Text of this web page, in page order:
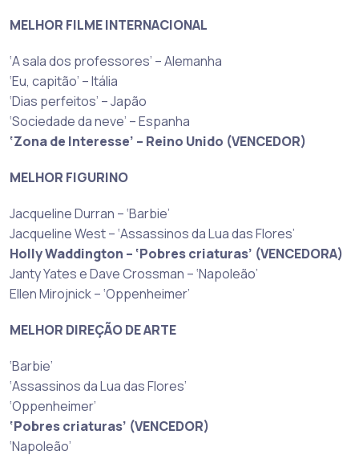
MELHOR FILME INTERNACIONAL
‘A sala dos professores’ – Alemanha
‘Eu, capitão’ – Itália
‘Dias perfeitos’ – Japão
‘Sociedade da neve’ – Espanha
‘Zona de Interesse’ – Reino Unido (VENCEDOR)
MELHOR FIGURINO
Jacqueline Durran – ‘Barbie’
Jacqueline West – ‘Assassinos da Lua das Flores’
Holly Waddington – ‘Pobres criaturas’ (VENCEDORA)
Janty Yates e Dave Crossman – ‘Napoleão’
Ellen Mirojnick – ‘Oppenheimer’
MELHOR DIREÇÃO DE ARTE
‘Barbie’
‘Assassinos da Lua das Flores’
‘Oppenheimer’
‘Pobres criaturas’ (VENCEDOR)
‘Napoleão’